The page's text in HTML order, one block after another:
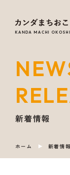
HOME
NEWS
OUR
KANDA MACHI
新着情報
ホーム 新着情報